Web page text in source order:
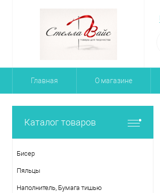
Главная О магазине
Каталог товаров
Бисер
Пяльцы
Наполнитель, Бумага тишью